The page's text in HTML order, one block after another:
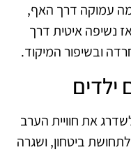
עמוקה דרך האף,
נשיפה איטית דרך
ובשיפור המיקוד.
ילדים
את חוויית הערב
ביטחון, ושגרה